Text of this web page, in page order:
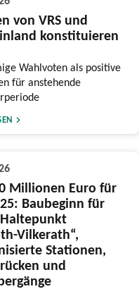
von VRS und
konstituieren
Wahlvoten als positive
für anstehende
Millionen Euro für
Baubeginn für
Vilkerath“,
Stationen,
und